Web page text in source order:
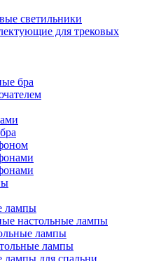
светильники
для трековых
бра
лампы
настольные лампы
лампы
лампы
лампы для спальни